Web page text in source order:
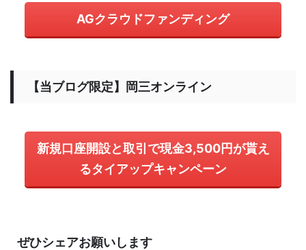
AGクラウドファンディング
【当ブログ限定】岡三オンライン
新規口座開設と取引で現金3,500円が貰え
るタイアップキャンペーン
ぜひシェアお願いします